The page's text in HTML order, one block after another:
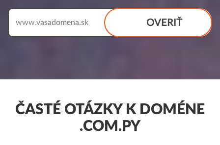
OVERIŤ
www.
ČASTÉ OTÁZKY K DOMÉNE
.COM.PY